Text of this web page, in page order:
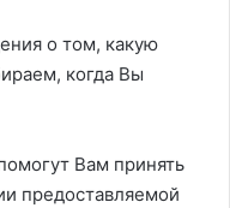
о том, какую
когда Вы
Вам принять
предоставляемой